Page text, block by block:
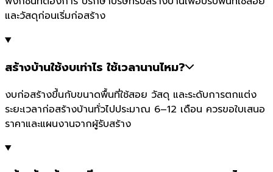
และวัสดุก่อนเริ่มก่อสร้าง
สร้างบ้านใช้งบเท่าไร ใช้เวลานานไหม?
งบก่อสร้างขึ้นกับขนาดพื้นที่ใช้สอย วัสดุ และระดับการตกแต่ง
ระยะเวลาก่อสร้างบ้านทั่วไปประมาณ 6–12 เดือน ควรขอใบเสนอ
ราคาและแผนงานจากผู้รับสร้าง